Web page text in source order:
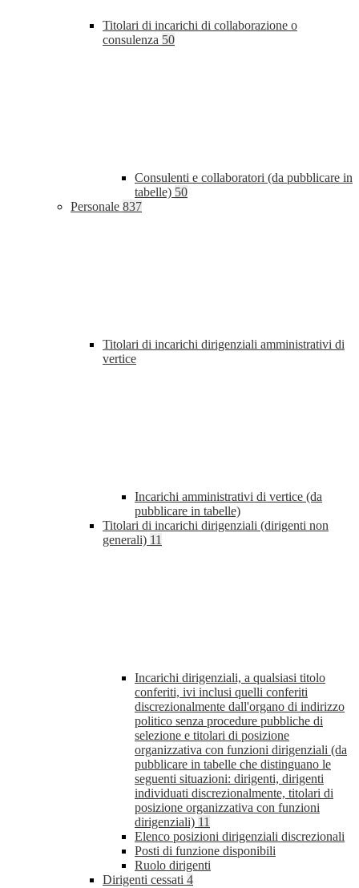
Titolari di incarichi di collaborazione o
consulenza 50
Consulenti e collaboratori (da pubblicare in
tabelle) 50
Personale 837
Titolari di incarichi dirigenziali amministrativi di
vertice
Incarichi amministrativi di vertice (da
pubblicare in tabelle)
Titolari di incarichi dirigenziali (dirigenti non
generali) 11
Incarichi dirigenziali, a qualsiasi titolo
conferiti, ivi inclusi quelli conferiti
discrezionalmente dall'organo di indirizzo
politico senza procedure pubbliche di
selezione e titolari di posizione
organizzativa con funzioni dirigenziali (da
pubblicare in tabelle che distinguano le
seguenti situazioni: dirigenti, dirigenti
individuati discrezionalmente, titolari di
posizione organizzativa con funzioni
dirigenziali) 11
Elenco posizioni dirigenziali discrezionali
Posti di funzione disponibili
Ruolo dirigenti
Dirigenti cessati 4